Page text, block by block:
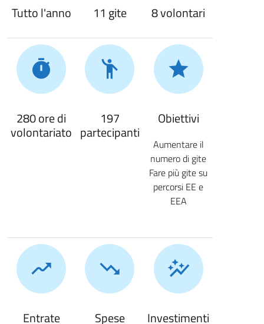
Tutto l'anno 11 gite 8 volontari
280 ore di
volontariato
197
partecipanti
Obiettivi
Aumentare il
numero di gite
Fare più gite su
percorsi EE e
EEA
Entrate Spese Investimenti